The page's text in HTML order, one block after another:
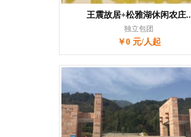
王震故居+松雅湖休闲农庄..
独立包团
￥0 元/人起